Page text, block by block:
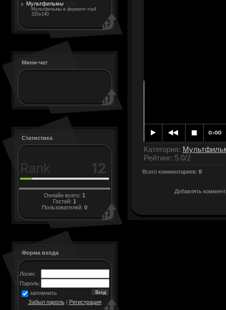
Мультфильмы
Мультфильмы в формате mp4
320x240
Мини-чат
Статистика
Онлайн всего: 1
Гостей: 1
Пользователей: 0
Форма входа
Логин:
Пароль:
запомнить
Забыл пароль| Регистрация
Категория:
Рейтинг: 5.0/2
Всего комментариев: 0
Добавлять